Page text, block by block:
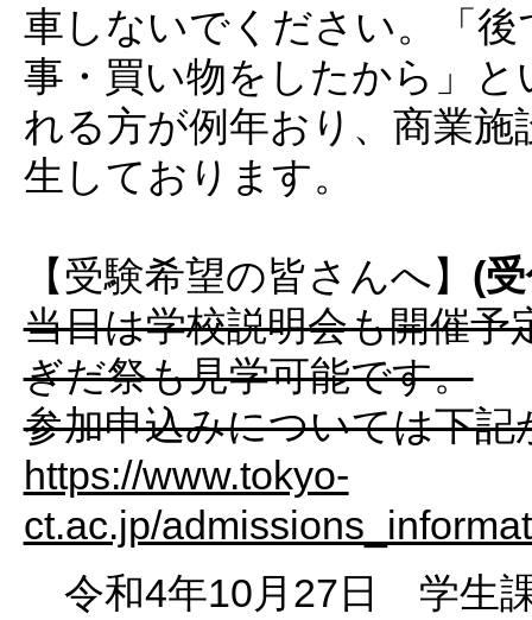
車しないでください。「
事・買い物をしたから」
れる方が例年おり、商業
生しております。
【受験希望の皆さんへ】 (
当日は学校説明会も開催予
ぎだ祭も見学可能です。
参加申込みについては下
https://www.tokyo-
ct.ac.jp/
令和4年10月27日 学生